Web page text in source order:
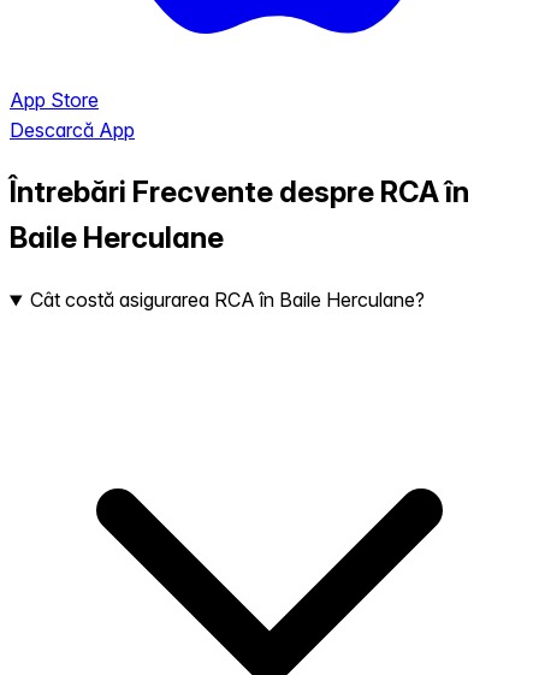
App Store
Descarcă App
Întrebări Frecvente despre RCA în
Baile Herculane
Cât costă asigurarea RCA în Baile Herculane?